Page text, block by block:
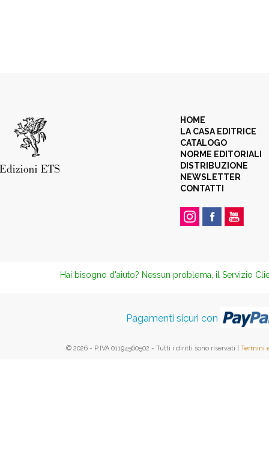
HOME
LA CASA EDITRICE
CATALOGO
NORME EDITORIALI
DISTRIBUZIONE
NEWSLETTER
CONTATTI
Hai bisogno d'aiuto? Nessun problema, il Servizio
Pagamenti sicuri con
© 2026 - P.IVA 01194560502 - Tutti i diritti sono riservati | Termini